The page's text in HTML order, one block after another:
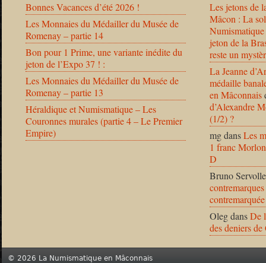
Bonnes Vacances d’été 2026 !
Les Monnaies du Médailler du Musée de
Romenay – partie 14
Bon pour 1 Prime, une variante inédite du
jeton de l’Expo 37 ! :
Les Monnaies du Médailler du Musée de
Romenay – partie 13
Héraldique et Numismatique – Les
Couronnes murales (partie 4 – Le Premier
Empire)
Les jetons de
Mâcon : La
jeton de la
reste un
La Jeanne
médaille
en Mâconnais
d’Alexandre
(1/2) ?
mgdansLes
1 franc
D
Bruno Servolle
OlegdansDe
des deniers
© 2026 La Numismatique en Mâconnais